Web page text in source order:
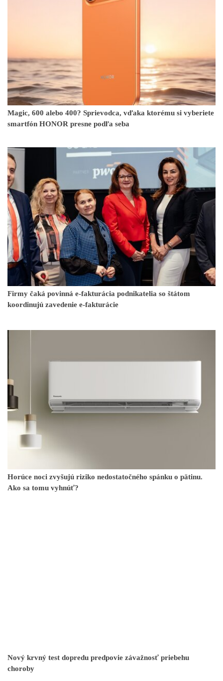
Magic, 600 alebo 400? Sprievodca, vďaka ktorému si vyberiete
smartfón HONOR presne podľa seba
Firmy čaká povinná e-fakturácia podnikatelia so štátom
koordinujú zavedenie e-fakturácie
Horúce noci zvyšujú riziko nedostatočného spánku o pätinu.
Ako sa tomu vyhnúť?
Nový krvný test dopredu predpovie závažnosť priebehu
choroby